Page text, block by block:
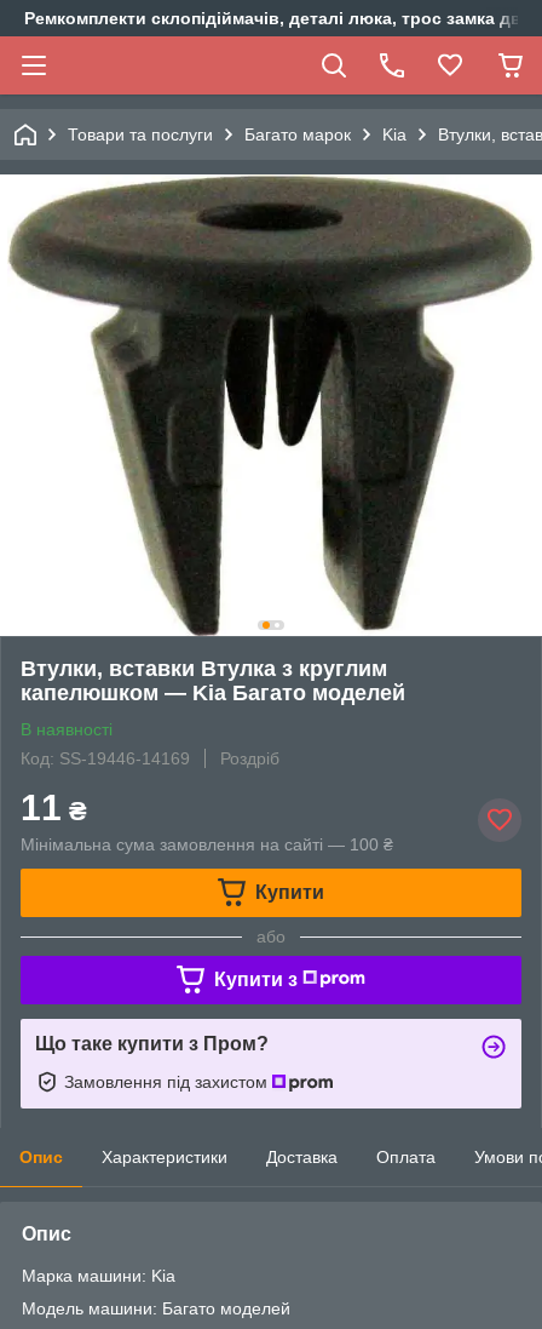
Ремкомплекти склопідіймачів, деталі люка, трос замка
Товари та послуги Багато марок Kia Втулки,
Втулки, вставки Втулка з круглим
капелюшком — Kia Багато моделей
В наявності
Код: SS-19446-14169
Роздріб
11 ₴
Мінімальна сума замовлення на сайті — 100 ₴
Купити
або
Купити з
Що таке купити з Пром?
Замовлення під захистом
Опис Характеристики Доставка Оплата Умови
Опис
Марка машини: Kia
Модель машини: Багато моделей